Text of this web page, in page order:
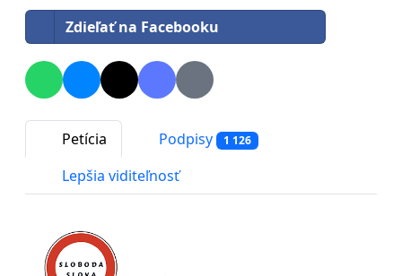
Zdieľať na Facebooku
Petícia Podpisy 1 126
Lepšia viditeľnosť